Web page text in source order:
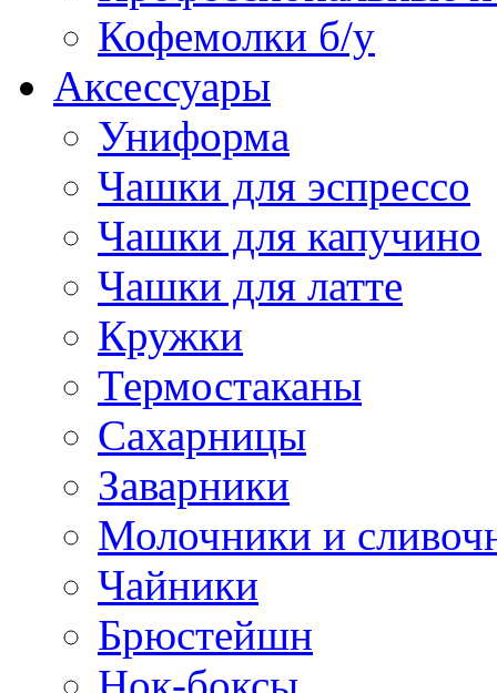
Кофемолки б/у
Аксессуары
Униформа
Чашки для эспрессо
Чашки для капучино
Чашки для латте
Кружки
Термостаканы
Сахарницы
Заварники
Молочники и
Чайники
Брюстейшн